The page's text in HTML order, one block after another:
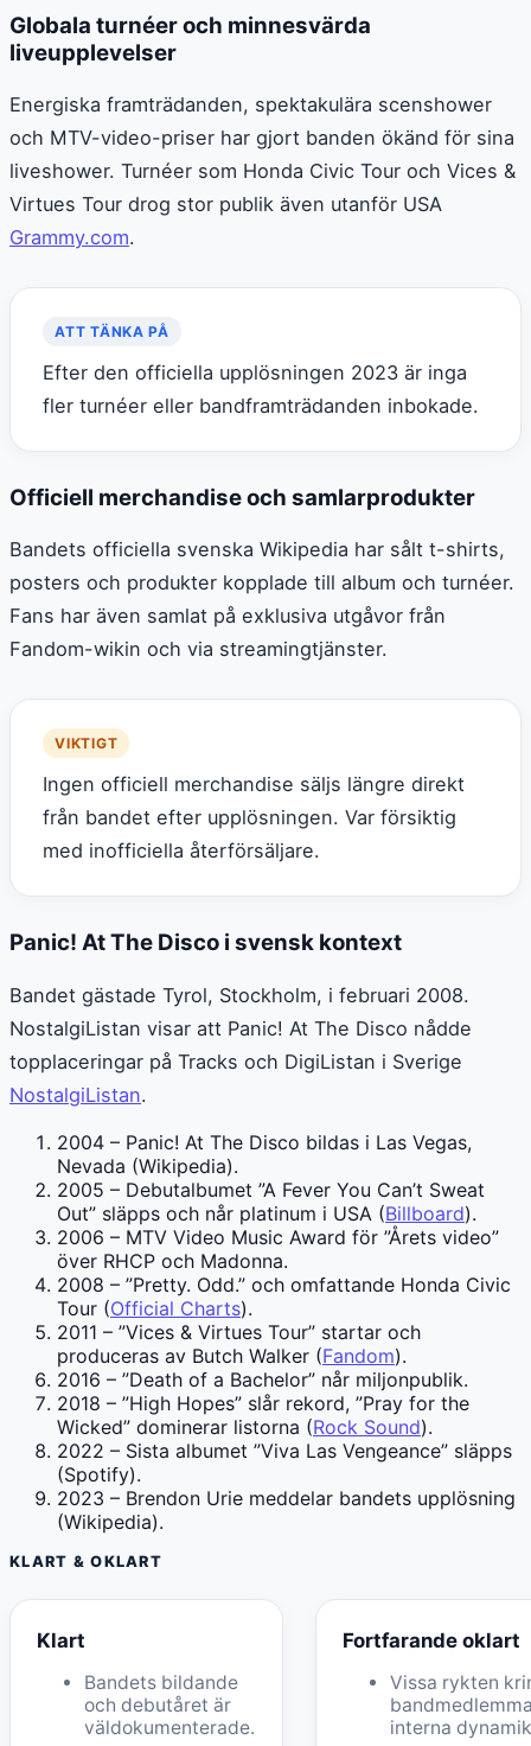
Globala turnéer och minnesvärda
liveupplevelser
Energiska framträdanden, spektakulära scenshower
och MTV-video-priser har gjort banden ökänd för sina
liveshower. Turnéer som Honda Civic Tour och Vices &
Virtues Tour drog stor publik även utanför USA
Grammy.com.
ATT TÄNKA PÅ
Efter den officiella upplösningen 2023 är inga
fler turnéer eller bandframträdanden inbokade.
Officiell merchandise och samlarprodukter
Bandets officiella svenska Wikipedia har sålt t-shirts,
posters och produkter kopplade till album och turnéer.
Fans har även samlat på exklusiva utgåvor från
Fandom-wikin och via streamingtjänster.
VIKTIGT
Ingen officiell merchandise säljs längre direkt
från bandet efter upplösningen. Var försiktig
med inofficiella återförsäljare.
Panic! At The Disco i svensk kontext
Bandet gästade Tyrol, Stockholm, i februari 2008.
NostalgiListan visar att Panic! At The Disco nådde
topplaceringar på Tracks och DigiListan i Sverige
NostalgiListan.
2004 – Panic! At The Disco bildas i Las Vegas,
Nevada (Wikipedia).
2005 – Debutalbumet ”A Fever You Can’t Sweat
Out” släpps och når platinum i USA (Billboard).
2006 – MTV Video Music Award för ”Årets video”
över RHCP och Madonna.
2008 – ”Pretty. Odd.” och omfattande Honda Civic
Tour (Official Charts).
2011 – ”Vices & Virtues Tour” startar och
produceras av Butch Walker (Fandom).
2016 – ”Death of a Bachelor” når miljonpublik.
2018 – ”High Hopes” slår rekord, ”Pray for the
Wicked” dominerar listorna (Rock Sound).
2022 – Sista albumet ”Viva Las Vengeance” släpps
(Spotify).
2023 – Brendon Urie meddelar bandets upplösning
(Wikipedia).
KLART & OKLART
Klart
Bandets bildande
och debutåret är
väldokumenterade.
Fortfarande oklart
Vissa rykten
interna